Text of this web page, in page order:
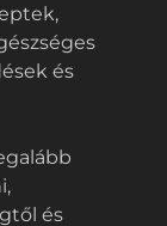
és
és